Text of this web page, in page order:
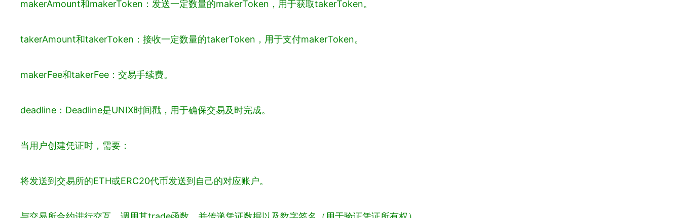
makerAmount和makerToken：发送一定数量的makerToken，用于获取takerToken。
takerAmount和takerToken：接收一定数量的takerToken，用于支付makerToken。
makerFee和takerFee：交易手续费。
deadline：Deadline是UNIX时间戳，用于确保交易及时完成。
当用户创建凭证时，需要：
将发送到交易所的ETH或ERC20代币发送到自己的对应账户。